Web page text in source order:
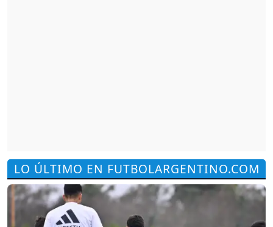
LO ÚLTIMO EN FUTBOLARGENTINO.COM